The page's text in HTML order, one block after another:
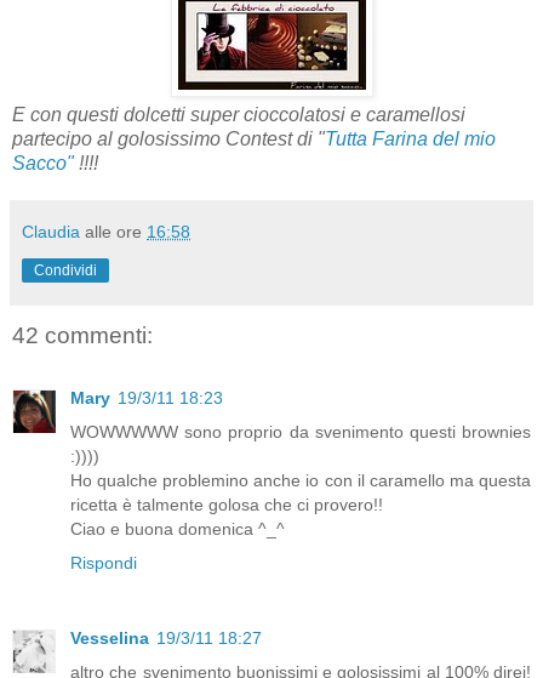
E con questi dolcetti super cioccolatosi e caramellosi
partecipo al golosissimo Contest di "Tutta Farina del mio
Sacco"!!!!
Claudia alle ore 16:58
Condividi
42 commenti:
Mary 19/3/11 18:23
WOWWWWW sono proprio da svenimento questi brownies
:))))
Ho qualche problemino anche io con il caramello ma questa
ricetta è talmente golosa che ci provero!!
Ciao e buona domenica ^_^
Rispondi
Vesselina 19/3/11 18:27
altro che svenimento buonissimi e golosissimi al 100% direi!